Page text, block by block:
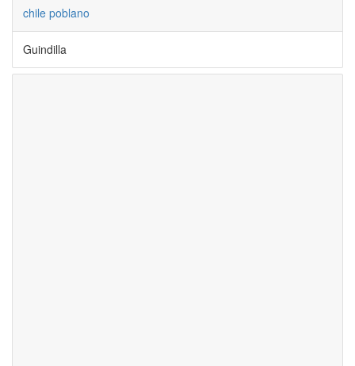
chile poblano
Guindilla